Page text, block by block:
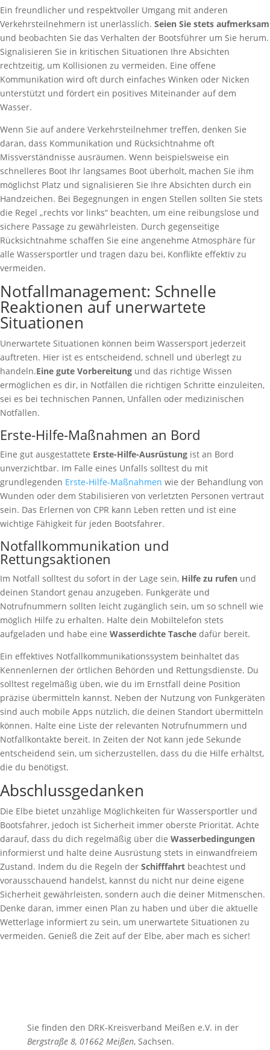
Ein freundlicher und respektvoller Umgang mit anderen
Verkehrsteilnehmern ist unerlässlich. Seien Sie stets aufmerksam
und beobachten Sie das Verhalten der Bootsführer um Sie herum.
Signalisieren Sie in kritischen Situationen Ihre Absichten
rechtzeitig, um Kollisionen zu vermeiden. Eine offene
Kommunikation wird oft durch einfaches Winken oder Nicken
unterstützt und fördert ein positives Miteinander auf dem
Wasser.
Wenn Sie auf andere Verkehrsteilnehmer treffen, denken Sie
daran, dass Kommunikation und Rücksichtnahme oft
Missverständnisse ausräumen. Wenn beispielsweise ein
schnelleres Boot Ihr langsames Boot überholt, machen Sie ihm
möglichst Platz und signalisieren Sie Ihre Absichten durch ein
Handzeichen. Bei Begegnungen in engen Stellen sollten Sie stets
die Regel „rechts vor links“ beachten, um eine reibungslose und
sichere Passage zu gewährleisten. Durch gegenseitige
Rücksichtnahme schaffen Sie eine angenehme Atmosphäre für
alle Wassersportler und tragen dazu bei, Konflikte effektiv zu
vermeiden.
Notfallmanagement: Schnelle
Reaktionen auf unerwartete
Situationen
Unerwartete Situationen können beim Wassersport jederzeit
auftreten. Hier ist es entscheidend, schnell und überlegt zu
handeln.Eine gute Vorbereitung und das richtige Wissen
ermöglichen es dir, in Notfällen die richtigen Schritte einzuleiten,
sei es bei technischen Pannen, Unfällen oder medizinischen
Notfällen.
Erste-Hilfe-Maßnahmen an Bord
Eine gut ausgestattete Erste-Hilfe-Ausrüstung ist an Bord
unverzichtbar. Im Falle eines Unfalls solltest du mit
grundlegenden Erste-Hilfe-Maßnahmen wie der Behandlung von
Wunden oder dem Stabilisieren von verletzten Personen vertraut
sein. Das Erlernen von CPR kann Leben retten und ist eine
wichtige Fähigkeit für jeden Bootsfahrer.
Notfallkommunikation und
Rettungsaktionen
Im Notfall solltest du sofort in der Lage sein, Hilfe zu rufen und
deinen Standort genau anzugeben. Funkgeräte und
Notrufnummern sollten leicht zugänglich sein, um so schnell wie
möglich Hilfe zu erhalten. Halte dein Mobiltelefon stets
aufgeladen und habe eine Wasserdichte Tasche dafür bereit.
Ein effektives Notfallkommunikationssystem beinhaltet das
Kennenlernen der örtlichen Behörden und Rettungsdienste. Du
solltest regelmäßig üben, wie du im Ernstfall deine Position
präzise übermitteln kannst. Neben der Nutzung von Funkgeräten
sind auch mobile Apps nützlich, die deinen Standort übermitteln
können. Halte eine Liste der relevanten Notrufnummern und
Notfallkontakte bereit. In Zeiten der Not kann jede Sekunde
entscheidend sein, um sicherzustellen, dass du die Hilfe erhältst,
die du benötigst.
Abschlussgedanken
Die Elbe bietet unzählige Möglichkeiten für Wassersportler und
Bootsfahrer, jedoch ist Sicherheit immer oberste Priorität. Achte
darauf, dass du dich regelmäßig über die Wasserbedingungen
informierst und halte deine Ausrüstung stets in einwandfreiem
Zustand. Indem du die Regeln der Schifffahrt beachtest und
vorausschauend handelst, kannst du nicht nur deine eigene
Sicherheit gewährleisten, sondern auch die deiner Mitmenschen.
Denke daran, immer einen Plan zu haben und über die aktuelle
Wetterlage informiert zu sein, um unerwartete Situationen zu
vermeiden. Genieß die Zeit auf der Elbe, aber mach es sicher!
Sie finden den DRK-Kreisverband Meißen e.V. in der
Bergstraße 8, 01662 Meißen, Sachsen.